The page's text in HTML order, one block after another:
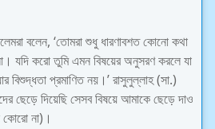
বলেন, ‘তোমরা শুধু ধারণাবশত কোনো কথা
যদি করো তুমি এমন বিষয়ের অনুসরণ করলে যা
বিশুদ্ধতা প্রমাণিত নয়।’ রাসুলুল্লাহ (সা.)
ছেড়ে দিয়েছি সেসব বিষয়ে আমাকে ছেড়ে দাও
কোরো না)।